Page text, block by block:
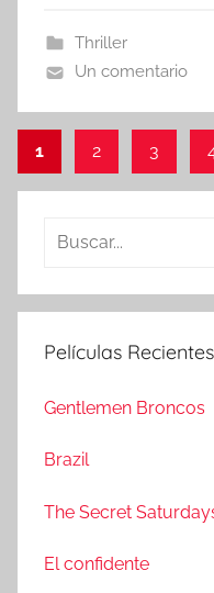
Thriller
Un comentario
Paginación
entradas
1 2 3
s
a
:
Películas Recientes
Gentlemen Broncos
Brazil
The Secret
El confidente